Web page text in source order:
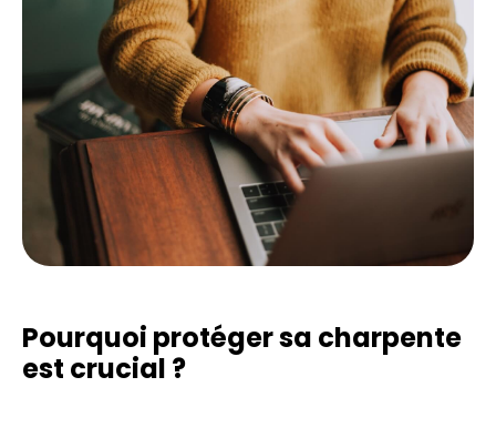
Pourquoi protéger sa charpente
est crucial ?